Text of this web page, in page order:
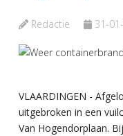
Redactie 31-
VLAARDINGEN -
uitgebroken in een
Van Hogendorplaan.